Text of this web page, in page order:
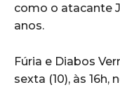
como o atacante
anos.
Fúria e Diabos
sexta (10), às 16h,